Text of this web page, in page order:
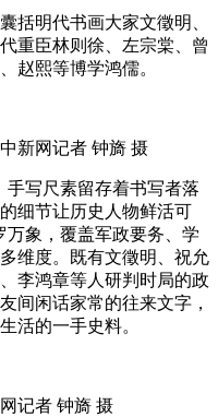
明代书画大家文徵明、
重臣林则徐、左宗棠、曾
赵熙等博学鸿儒。
新网记者 钟旖 摄
写尺素留存着书写者落
细节让历史人物鲜活可
万象，覆盖军政要务、学
维度。既有文徵明、祝允
李鸿章等人研判时局的政
间闲话家常的往来文字，
活的一手史料。
记者 钟旖 摄